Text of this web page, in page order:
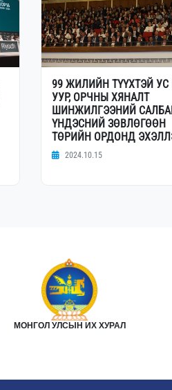
99 ЖИЛИЙН ТҮҮХТЭЙ УС
УУР, ОРЧНЫ ХЯНАЛТ
ШИНЖИЛГЭЭНИЙ
ҮНДЭСНИЙ ЗӨВЛӨГӨӨН
ТӨРИЙН ОРДОНД
2024.10.15
МОНГОЛ УЛСЫН ИХ ХУРАЛ